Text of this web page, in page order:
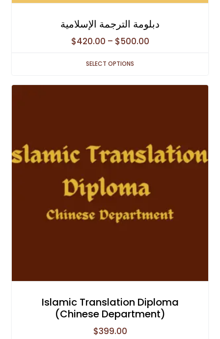
دبلومة الترجمة الإسلامية
$420.00 – $500.00Price
range:
SELECT OPTIONS
Islamic Translation Diploma
(Chinese Department)
$399.00